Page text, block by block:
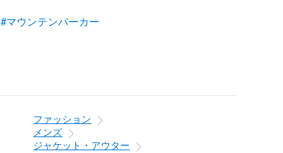
#マウンテンパーカー
ファッション
メンズ
ジャケット・アウター